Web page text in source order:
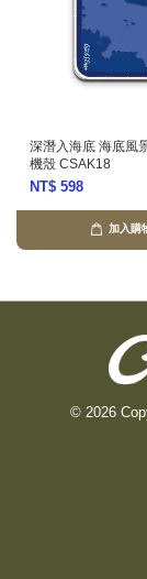
深潛入海底 海底風
機殼 CSAK18
NT$ 598
加入購
© 2026